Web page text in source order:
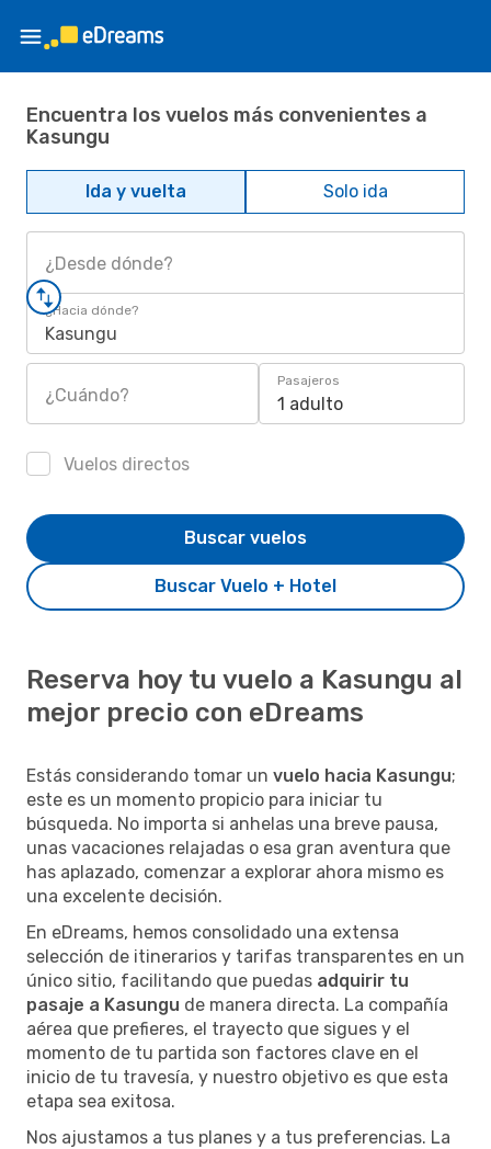
Encuentra los vuelos más convenientes a
Kasungu
Ida y vuelta Solo ida
¿Desde dónde?
¿Hacia dónde?
Kasungu
¿Cuándo?
Pasajeros
1 adulto
Vuelos directos
Buscar Vuelo + Hotel
Buscar vuelos
Reserva hoy tu vuelo a Kasungu al
mejor precio con eDreams
Estás considerando tomar un vuelo hacia Kasungu;
este es un momento propicio para iniciar tu
búsqueda. No importa si anhelas una breve pausa,
unas vacaciones relajadas o esa gran aventura que
has aplazado, comenzar a explorar ahora mismo es
una excelente decisión.
En eDreams, hemos consolidado una extensa
selección de itinerarios y tarifas transparentes en un
único sitio, facilitando que puedas adquirir tu
pasaje a Kasungu de manera directa. La compañía
aérea que prefieres, el trayecto que sigues y el
momento de tu partida son factores clave en el
inicio de tu travesía, y nuestro objetivo es que esta
etapa sea exitosa.
Nos ajustamos a tus planes y a tus preferencias. La